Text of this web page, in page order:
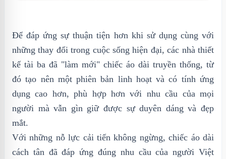
Để đáp ứng sự thuận tiện hơn khi sử dụng cùng với
những thay đổi trong cuộc sống hiện đại, các nhà thiết
kế tài ba đã "làm mới" chiếc áo dài truyền thống, từ
đó tạo nên một phiên bản linh hoạt và có tính ứng
dụng cao hơn, phù hợp hơn với nhu cầu của mọi
người mà vẫn gìn giữ được sự duyên dáng và đẹp
mắt.
Với những nỗ lực cải tiến không ngừng, chiếc áo dài
cách tân đã đáp ứng đúng nhu cầu của người Việt